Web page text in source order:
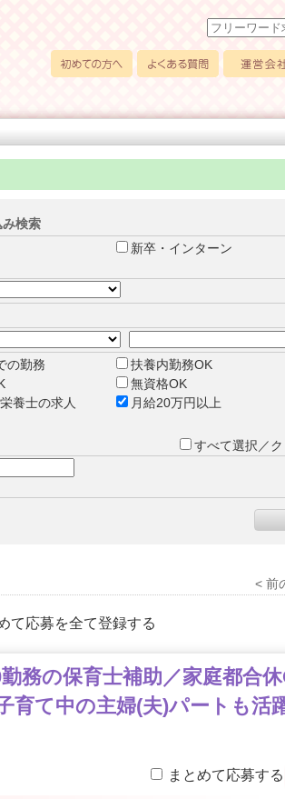
検索
新卒・インターン
の勤務
扶養内勤務OK
無資格OK
養士の求人
月給20万円以上
すべて選択／
< 前
て応募を全て登録する
務の保育士補助／家庭都合
育て中の主婦(夫)パートも活
まとめて応募する